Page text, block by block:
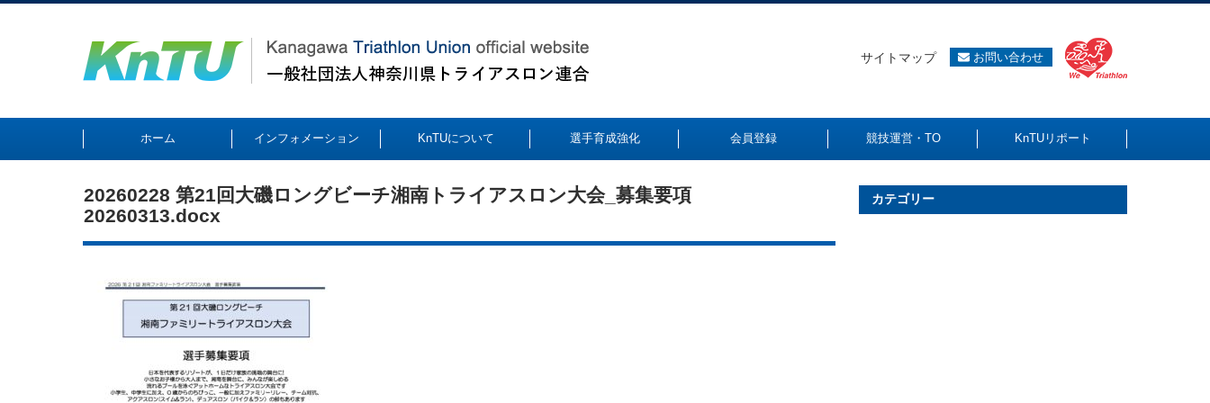
サイトマップ お問い合わせ
ホーム インフォメーション KnTUについて 選手育成強化 会員登録 競技運営・TO KnTUリポート
20260228 第21回大磯ロングビーチ湘南トライアスロン大会_募集要項
20260313.docx
カテゴリー